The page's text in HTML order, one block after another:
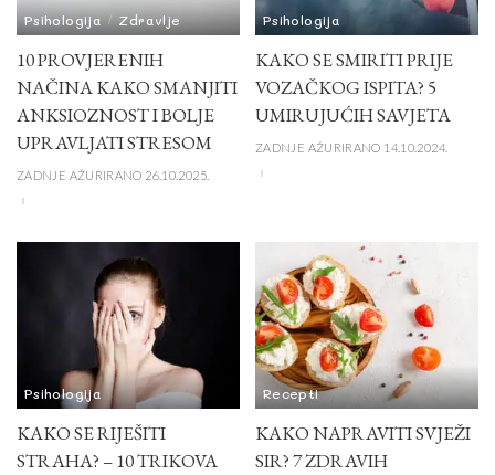
Psihologija Zdravlje
10 PROVJERENIH
NAČINA KAKO SMANJITI
ANKSIOZNOST I BOLJE
UPRAVLJATI STRESOM
ZADNJE AŽURIRANO 26.10.2025.
Psihologija
KAKO SE SMIRITI PRIJE
VOZAČKOG ISPITA? 5
UMIRUJUĆIH SAVJETA
ZADNJE AŽURIRANO 14.10.2024.
Psihologija
KAKO SE RIJEŠITI
STRAHA? – 10 TRIKOVA
Recepti
KAKO NAPRAVITI SVJEŽI
SIR? 7 ZDRAVIH